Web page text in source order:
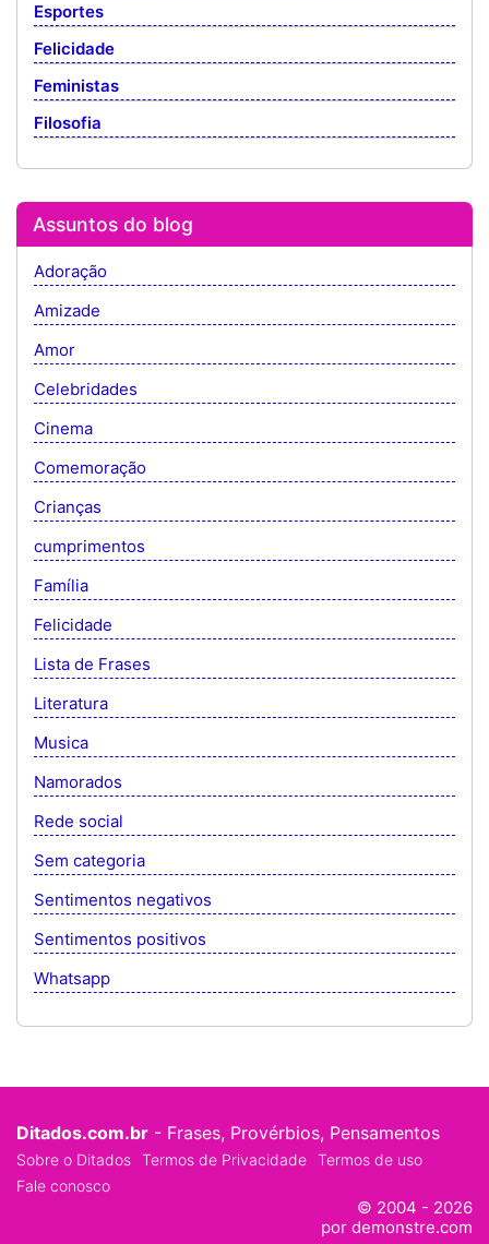
Esportes
Felicidade
Feministas
Filosofia
Assuntos do blog
Adoração
Amizade
Amor
Celebridades
Cinema
Comemoração
Crianças
cumprimentos
Família
Felicidade
Lista de Frases
Literatura
Musica
Namorados
Rede social
Sem categoria
Sentimentos negativos
Sentimentos positivos
Whatsapp
Ditados.com.br - Frases, Provérbios, Pensamentos
Sobre o Ditados Termos de Privacidade Termos de uso
Fale conosco
© 2004 - 2026
por demonstre.com